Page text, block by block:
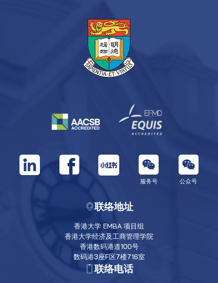
服务号 公众号
联络地址
香港大学 EMBA 项目组
香港大学经济及工商管理学院
香港数码港道100号
数码港3座F区7楼716室
联络电话